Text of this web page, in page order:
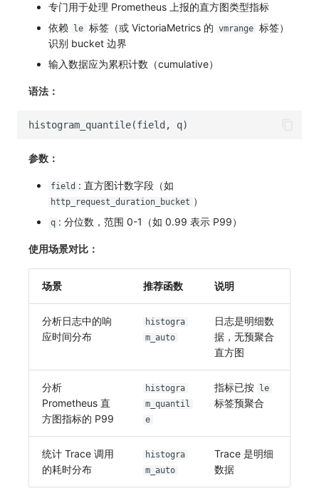
专门用于处理 Prometheus 上报的直方图类型指标
依赖
le 标签（或 VictoriaMetrics 的 vmrange 标签）
识别 bucket 边界
输入数据应为累积计数（cumulative）
语法：
参数：
field : 直方图计数字段（如
http_request_duration_bucket ）
q : 分位数，范围 0-1（如 0.99 表示 P99）
使用场景对比：
场景 推荐函数 说明
分析日志中的响
应时间分布
histogra
m_auto
日志是明细数
据，无预聚合
直方图
分析
Prometheus 直
方图指标的 P99
histogra
m_quantil
e
指标已按 le
标签预聚合
统计 Trace 调用
的耗时分布
histogra
m_auto
Trace 是明细
数据